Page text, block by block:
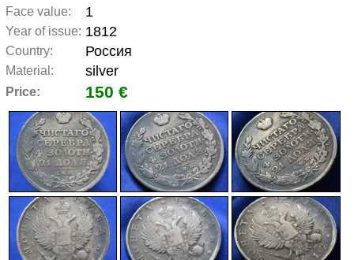
Face value: 1
Year of issue: 1812
Country: Россия
Material: silver
Price: 150 €